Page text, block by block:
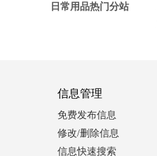
日常用品热门分站
信息管理
免费发布信息
修改/删除信息
信息快速搜索